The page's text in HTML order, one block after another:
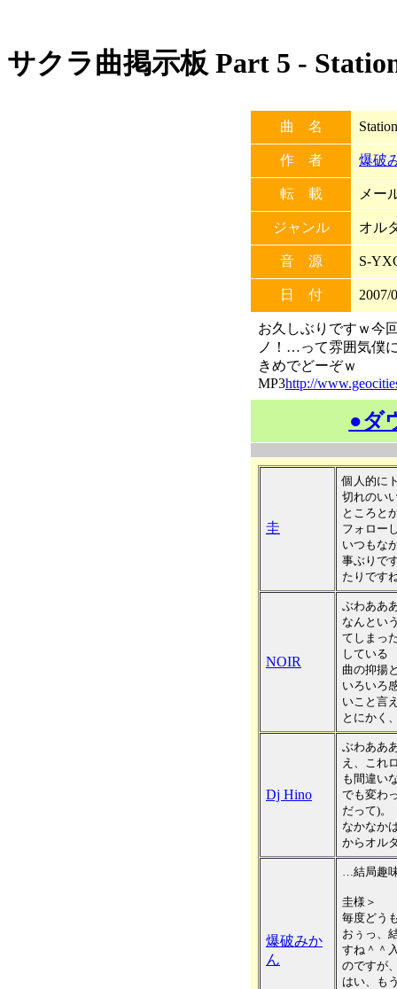
サクラ曲掲示板 Part 5 -
曲 名
作 者 爆破
転 載 メー
ジャンル オル
音 源 S-
日 付 2007/
お久しぶりですｗ今
ノ！…って雰囲気僕
きめでどーぞｗ
MP3http://
●ダ
圭
個人的に
切れのい
ところと
フォロー
いつもな
事ぶりで
たりです
NOIR
ぶわああ
なんとい
てしまっ
している
曲の抑揚
いろいろ
いこと言
とにかく
Dj Hino
ぶわああ
え、これ
も間違い
でも変わ
だって)。
なかなか
からオル
爆破みか
ん
…結局趣
圭様＞
毎度どう
おぅっ、
すね＾＾
のですが
はい、も